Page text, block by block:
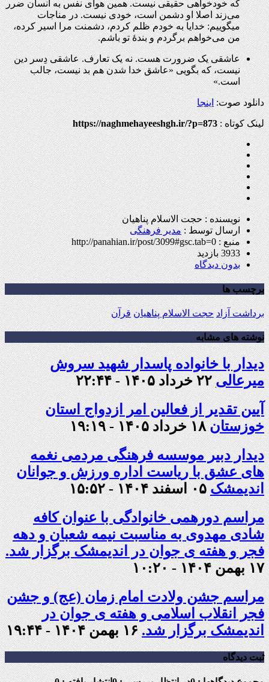
که خودخواهی حقیقی نیست. همین هوای نفس به انسان ضرر
می‌زند اصلا او دشمن است، خودی نیست. در مناجات
میگوییم: خدایا به خودم ظلم کردم، دشمنت مرا اسیر کرده،
من می‌خواهم برگردم و بندۀ تو باشم.
عاشقی یک ضرورت هست. نه یک تعارف. عاشقی دِسر دین
نیست، که بگویی «عاشق خدا شدن هم بد نیست، جالب
است.»
​دانلود صوت:اینجا
لینک کوتاه :https://naghmehayeeshgh.ir/?p=873
نویسنده : حجت الاسلام پناهیان
ارسال توسط :مدیر فرهنگی
منبع : http://panahian.ir/post/3099#gsc.tab=0
3933 بازدید
بدون دیدگاه
برچسب ها
برداشت آزاد حجت الاسلام پناهیان قرآن
نوشته های مشابه
دیدار با خانواده پاسدار شهید سروش
میرعالی ۲۲ خرداد ۱۴۰۵ - ۲۲:۴۴
آیین تقدیر از فعالین امر ازدواج استان
خوزستان ۱۸ خرداد ۱۴۰۵ - ۱۹:۱۹
دیدار دبیر موسسه فرهنگی مردمی نغمه
های عشق با ریاست اداره ورزش و جوانان
اندیمشک ۰۵ اسفند ۱۴۰۴ - ۱۵:۵۲
مراسم دورهمی خانوادگی با عنوان کافه
شادی مهدوی به مناسبت نیمه شعبان و دهه
فجر و هفته ی جوان در اندیمشک برگزار شد.
۱۷ بهمن ۱۴۰۴ - ۱۰:۲۰
مراسم جشن ولادت امام زمان (عج) و جشن
فجر انقلاب اسلامی و هفته ی جوان در
اندیمشک برگزار شد. ۱۶ بهمن ۱۴۰۴ - ۱۹:۴۴
ثبت دیدگاه